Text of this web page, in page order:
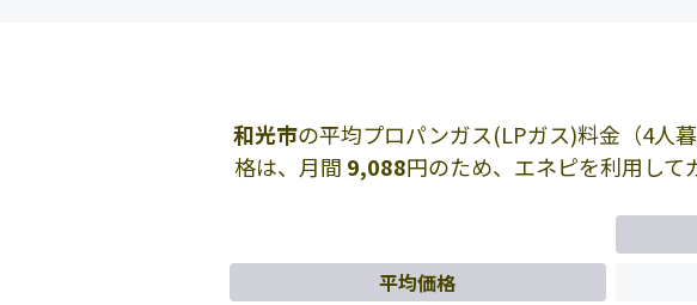
和光市の平均プロパンガス(LPガス)料金（4人
格は、月間 9,088円のため、エネピを利用し
平均価格